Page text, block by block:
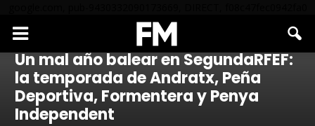
PEÑA DEPORTIVA
SE PENYA INDEPENDENT
Un mal año balear en SegundaRFEF:
la temporada de Andratx, Peña
Deportiva, Formentera y Penya
Independent